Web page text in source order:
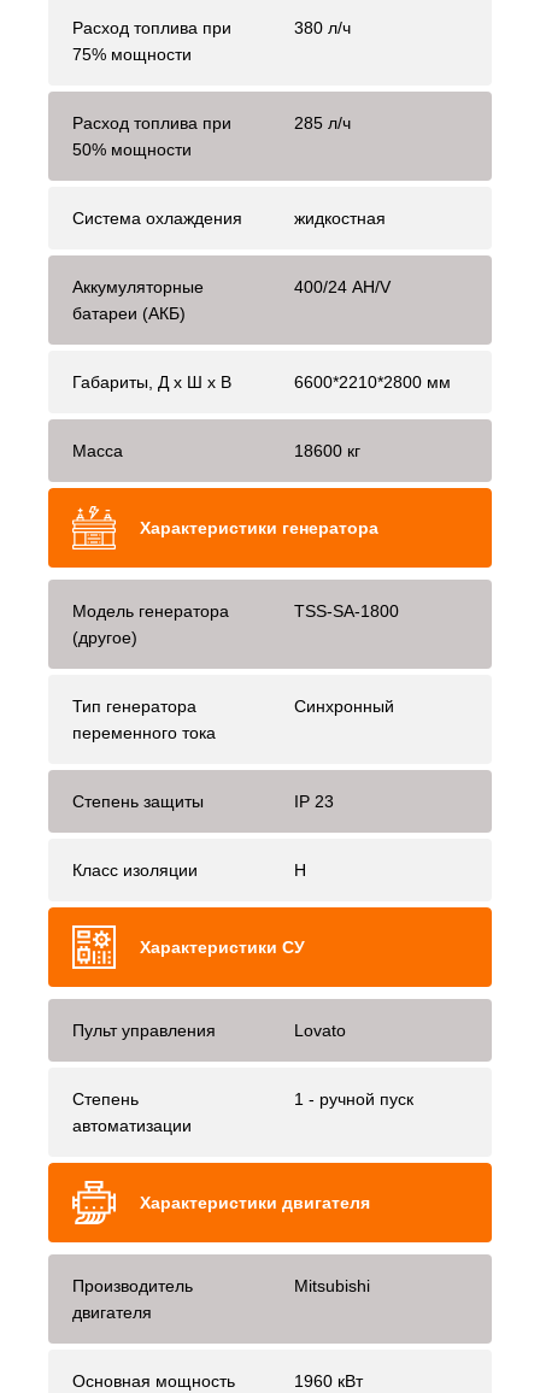
Расход топлива при
75% мощности
380 л/ч
Расход топлива при
50% мощности
285 л/ч
Система охлаждения жидкостная
Аккумуляторные
батареи (АКБ)
400/24 AH/V
Габариты, Д x Ш x В 6600*2210*2800 мм
Масса 18600 кг
Характеристики генератора
Модель генератора
(другое)
TSS-SA-1800
Тип генератора
переменного тока
Синхронный
Степень защиты IP 23
Класс изоляции H
Характеристики СУ
Пульт управления Lovato
Степень
автоматизации
1 - ручной пуск
Характеристики двигателя
Производитель
двигателя
Mitsubishi
Основная мощность 1960 кВт